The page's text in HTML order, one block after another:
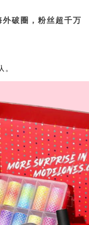
外破圈，粉丝超千万